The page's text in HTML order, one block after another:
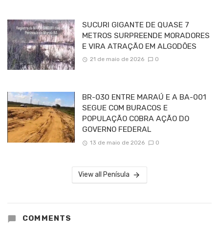
SUCURI GIGANTE DE QUASE 7
METROS SURPREENDE MORADORES
E VIRA ATRAÇÃO EM ALGODÕES
21 de maio de 2026 0
BR-030 ENTRE MARAÚ E A BA-001
SEGUE COM BURACOS E
POPULAÇÃO COBRA AÇÃO DO
GOVERNO FEDERAL
13 de maio de 2026 0
View all Penísula
COMMENTS